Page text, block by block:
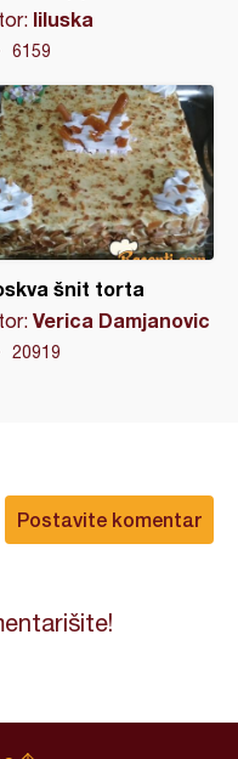
liluska
6159
šnit torta
Verica Damjanovic
20919
Postavite komentar